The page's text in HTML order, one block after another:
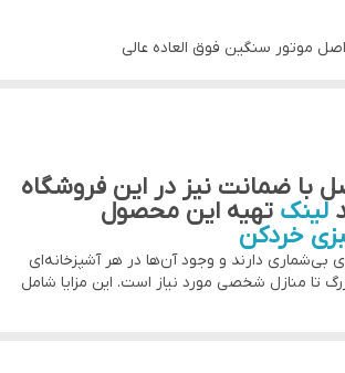
موتور سنگین فوق العاده عالی
عالی
تیغه استیل لیزری اصل
سفارش عمده تماس بگیرید یا پیام تو واتس آپ
ژله ایی میباشد،جهت دریافت درب پیرکس تماس
با ضمانت نیز در این فروشگاه
لینک تهیه این محصول
خردکن
بی‌شماری دارند و وجود آن‌ها در هر آشپزخانه‌ای
تا منازل شخصی مورد نیاز است. این مزایا شامل